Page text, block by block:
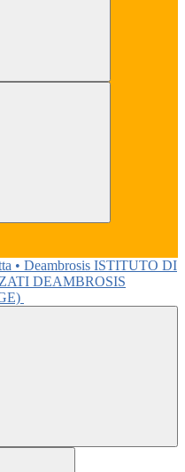
ISTITUTO DI
DEAMBROSIS